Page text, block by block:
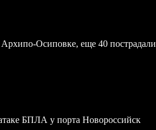
Осиповке, еще 40 пострадали
БПЛА у порта Новороссийск